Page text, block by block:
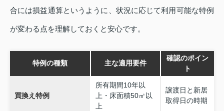
合には損益通算というように、状況に応じて利用可能な特例
が変わる点を理解しておくと安心です。
特例の種類 主な適用要件
確認のポイン
ト
買換え特例
所有期間10年以
上・床面積50㎡以
上
譲渡日と新居
取得日の時期